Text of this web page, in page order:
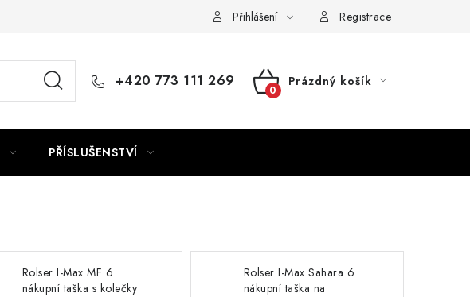
Přihlášení Registrace
+420 773 111 269
NÁKUPNÍ
Prázdný košík
PŘÍSLUŠENSTVÍ
Rolser I-Max MF 6
nákupní taška s kolečky
Rolser I-Max Sahara 6
nákupní taška na